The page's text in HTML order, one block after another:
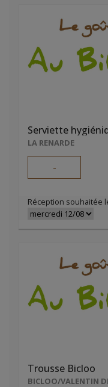
Serviette
LA RENARDE
-
Réception souhaitée
Trousse Bicloo